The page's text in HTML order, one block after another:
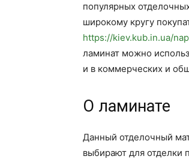
популярных
широкому кругу
https://kiev.kub.in.ua/
ламинат можно
и в коммерческих и
О ламинате
Данный отделочный
выбирают для отделки